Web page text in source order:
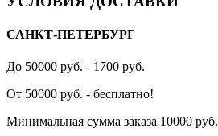
САНКТ-ПЕТЕРБУРГ
До 50000 руб. - 1700 руб.
От 50000 руб. - бесплатно!
Минимальная сумма заказа 10000 руб.